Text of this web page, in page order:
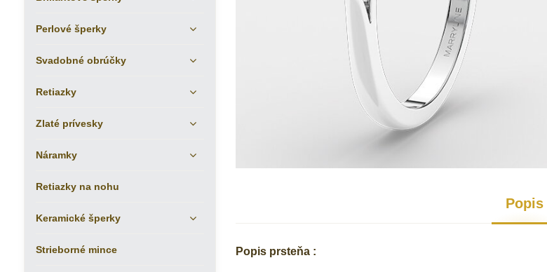
Popis
Popis prsteňa :
Perlové šperky
Svadobné obrúčky
Retiazky
Zlaté prívesky
Náramky
Retiazky na nohu
Keramické šperky
Strieborné mince